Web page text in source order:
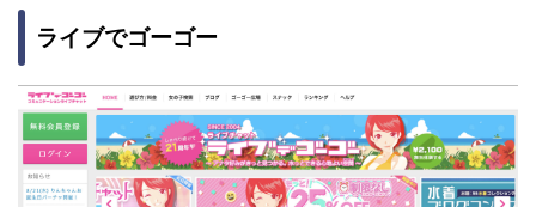
ライブでゴーゴー